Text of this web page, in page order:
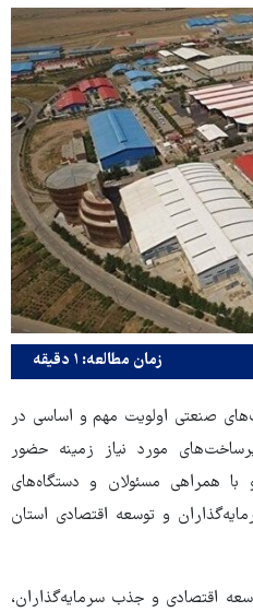
زمان مطالعه: ۱ دقیقه
صنعتی اولویت‌ مهم و اساسی در
مورد نیاز زمینه حضور
با همراهی مسئولان و دستگاه‌های
و توسعه اقتصادی استان
اقتصادی و جذب سرمایه‌گذاران،